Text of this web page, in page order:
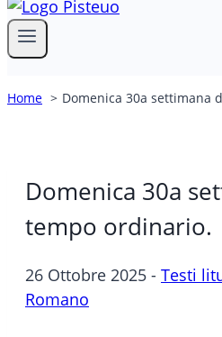
Home Domenica 30a settimana
Domenica 30a
tempo ordinario.
26 Ottobre 2025 - Testi
Romano